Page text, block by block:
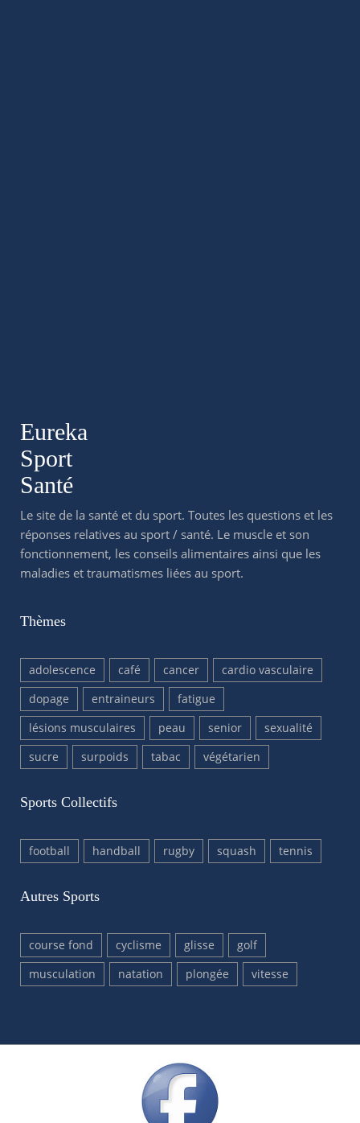
Eureka
Sport
Santé
Le site de la santé et du sport. Toutes les questions et les
réponses relatives au sport / santé. Le muscle et son
fonctionnement, les conseils alimentaires ainsi que les
maladies et traumatismes liées au sport.
Thèmes
adolescence café cancer
cardio vasculaire
dopage
entraineurs
fatigue
lésions musculaires
peau senior
sexualité
sucre
surpoids tabac végétarien
Sports Collectifs
football handball rugby squash tennis
Autres Sports
course fond cyclisme glisse
golf
musculation
natation plongée vitesse